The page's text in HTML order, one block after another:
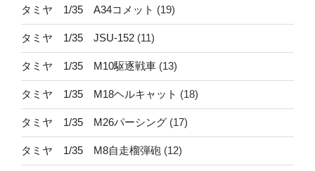
タミヤ 1/35 A34コメット (19)
タミヤ 1/35 JSU-152 (11)
タミヤ 1/35 M10駆逐戦車 (13)
タミヤ 1/35 M18ヘルキャット (18)
タミヤ 1/35 M26パーシング (17)
タミヤ 1/35 M8自走榴弾砲 (12)